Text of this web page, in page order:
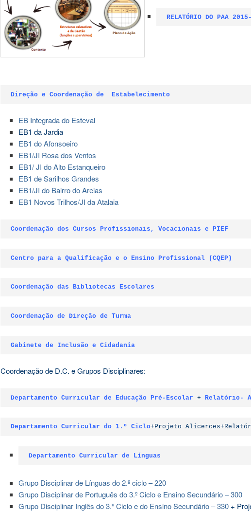
RELATÓRIO DO PAA
Direção e Coordenação de  Estabelecimento
EB Integrada do Esteval
EB1 da Jardia
EB1 do Afonsoeiro
EB1/JI Rosa dos Ventos
EB1/ JI do Alto Estanqueiro
EB1 de Sarilhos Grandes
EB1/JI do Bairro do Areias
EB1 Novos Trilhos/JI da Atalaia
Coordenação dos Cursos Profissionais, Vocacionais e PIEF
Centro para a Qualificação e o Ensino Profissional (CQEP)
Coordenação das Bibliotecas Escolares
Coordenação de Direção de Turma
Gabinete de Inclusão e Cidadania
Coordenação de D.C. e Grupos Disciplinares:
Departamento Curricular de Educação Pré-Escolar + Relatório-
Departamento Curricular do 1.º Ciclo+Projeto
Departamento Curricular de Línguas
Grupo Disciplinar de Línguas do 2.º ciclo – 220
Grupo Disciplinar de Português do 3.º Ciclo e Ensino Secundário – 300
Grupo Disciplinar Inglês do 3.º Ciclo e do Ensino Secundário – 330 +